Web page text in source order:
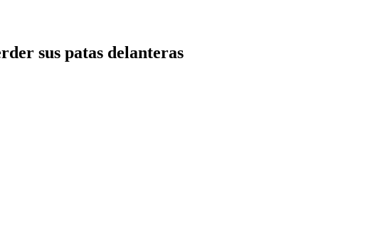
sus patas delanteras